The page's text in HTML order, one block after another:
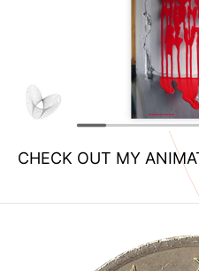
CHECK OUT MY